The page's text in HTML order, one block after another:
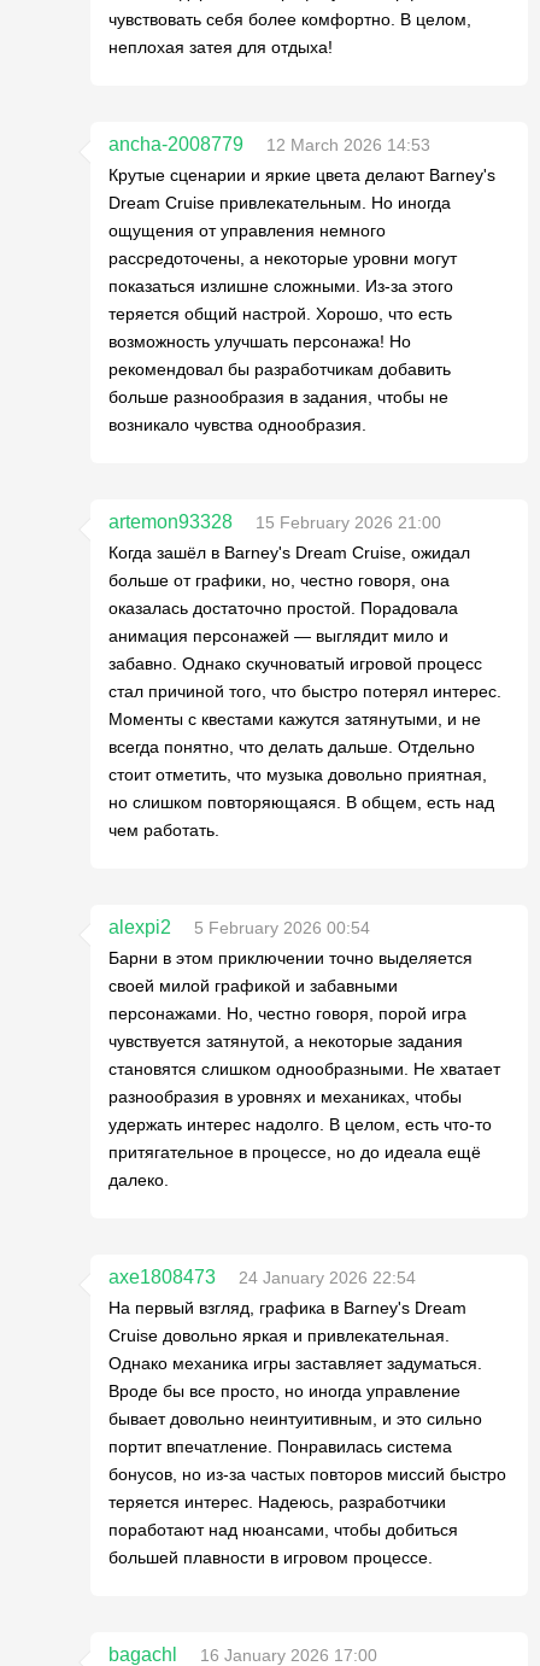
чувствовать себя более комфортно. В целом,
неплохая затея для отдыха!
ancha-2008779
12 March 2026 14:53
Крутые сценарии и яркие цвета делают Barney's
Dream Cruise привлекательным. Но иногда
ощущения от управления немного
рассредоточены, а некоторые уровни могут
показаться излишне сложными. Из-за этого
теряется общий настрой. Хорошо, что есть
возможность улучшать персонажа! Но
рекомендовал бы разработчикам добавить
больше разнообразия в задания, чтобы не
возникало чувства однообразия.
artemon93328
15 February 2026 21:00
Когда зашёл в Barney's Dream Cruise, ожидал
больше от графики, но, честно говоря, она
оказалась достаточно простой. Порадовала
анимация персонажей — выглядит мило и
забавно. Однако скучноватый игровой процесс
стал причиной того, что быстро потерял интерес.
Моменты с квестами кажутся затянутыми, и не
всегда понятно, что делать дальше. Отдельно
стоит отметить, что музыка довольно приятная,
но слишком повторяющаяся. В общем, есть над
чем работать.
alexpi2
5 February 2026 00:54
Барни в этом приключении точно выделяется
своей милой графикой и забавными
персонажами. Но, честно говоря, порой игра
чувствуется затянутой, а некоторые задания
становятся слишком однообразными. Не хватает
разнообразия в уровнях и механиках, чтобы
удержать интерес надолго. В целом, есть что-то
притягательное в процессе, но до идеала ещё
далеко.
axe1808473
24 January 2026 22:54
На первый взгляд, графика в Barney's Dream
Cruise довольно яркая и привлекательная.
Однако механика игры заставляет задуматься.
Вроде бы все просто, но иногда управление
бывает довольно неинтуитивным, и это сильно
портит впечатление. Понравилась система
бонусов, но из-за частых повторов миссий быстро
теряется интерес. Надеюсь, разработчики
поработают над нюансами, чтобы добиться
большей плавности в игровом процессе.
bagachl
16 January 2026 17:00